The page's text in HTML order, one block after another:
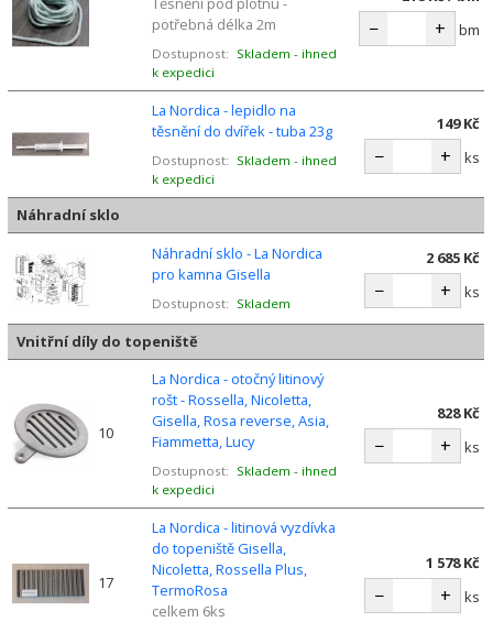
potřebná délka 2m
Dostupnost: Skladem - ihned
k expedici
− + bm
La Nordica - lepidlo na
těsnění do dvířek - tuba 23g
Dostupnost: Skladem - ihned
k expedici
149 Kč
− + ks
Náhradní sklo
Náhradní sklo - La Nordica
pro kamna Gisella
Dostupnost: Skladem
2 685 Kč
− + ks
Vnitřní díly do topeniště
10
La Nordica - otočný litinový
rošt - Rossella, Nicoletta,
Gisella, Rosa reverse, Asia,
Fiammetta, Lucy
Dostupnost: Skladem - ihned
k expedici
828 Kč
− + ks
17
La Nordica - litinová vyzdívka
do topeniště Gisella,
Nicoletta, Rossella Plus,
TermoRosa
celkem 6ks
1 578 Kč
− + ks